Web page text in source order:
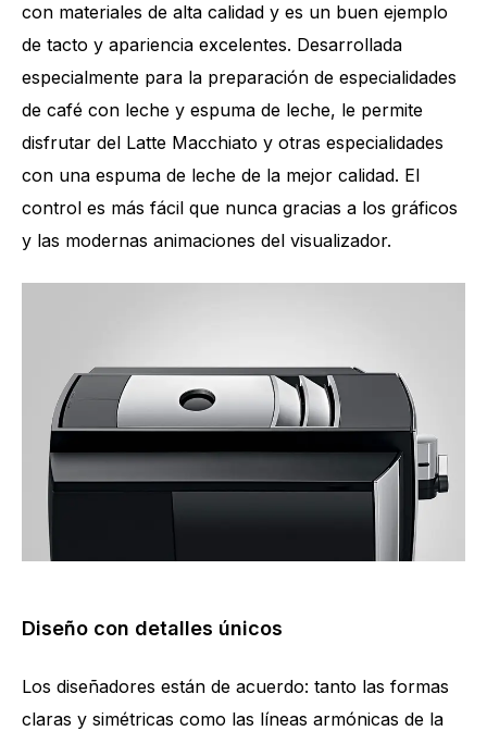
con materiales de alta calidad y es un buen ejemplo
de tacto y apariencia excelentes. Desarrollada
especialmente para la preparación de especialidades
de café con leche y espuma de leche, le permite
disfrutar del Latte Macchiato y otras especialidades
con una espuma de leche de la mejor calidad. El
control es más fácil que nunca gracias a los gráficos
y las modernas animaciones del visualizador.
Diseño con detalles únicos
Los diseñadores están de acuerdo: tanto las formas
claras y simétricas como las líneas armónicas de la